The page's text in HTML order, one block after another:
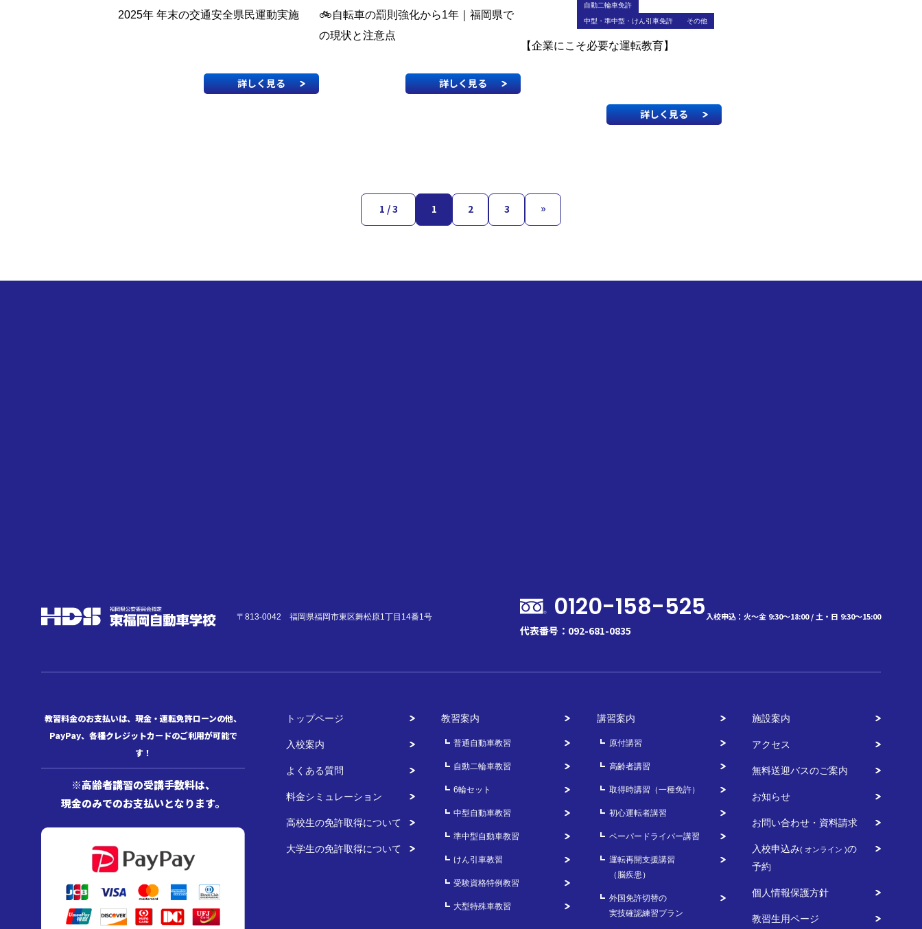
2025年 年末の交通安全県民運動実施
詳しく見る
🚲自転車の罰則強化から1年｜福岡県で
の現状と注意点
詳しく見る
自動二輪車免許
中型・準中型・けん引車免許 その他
【企業にこそ必要な運転教育】
詳しく見る
1 / 3 1 2 3 »
〒813-0042 福岡県福岡市東区舞松原1丁目14番1号 0120-158-525
代表番号：092-681-0835
入校申込：火～金 9:30～18:00 / 土・日 9:30～15:00
教習料金のお支払いは、現金・運転免許ローンの他、
PayPay、各種クレジットカードのご利用が可能で
す！
※高齢者講習の受講手数料は、
現金のみでのお支払いとなります。
トップページ
入校案内
よくある質問
料金シミュレーション
高校生の免許取得について
大学生の免許取得について
教習案内
普通自動車教習
自動二輪車教習
6輪セット
中型自動車教習
準中型自動車教習
けん引車教習
受験資格特例教習
大型特殊車教習
講習案内
原付講習
高齢者講習
取得時講習（一種免許）
初心運転者講習
ペーパードライバー講習
運転再開支援講習
（脳疾患）
外国免許切替の
実技確認練習プラン
施設案内
アクセス
無料送迎バスのご案内
お知らせ
お問い合わせ・資料請求
入校申込み( オンライン )の
予約
個人情報保護方針
教習生用ページ